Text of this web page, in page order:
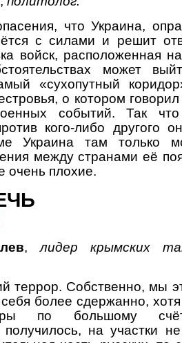
что Украина,
с силами и решит
войск, расположенная
может
«сухопутный
о котором
событий. Так что
кого-либо другого
Украина там только
между странами её
очень плохие.
,лидер крымских
террор. Собственно, мы
более сдержанно,
по большому
получилось, на участки